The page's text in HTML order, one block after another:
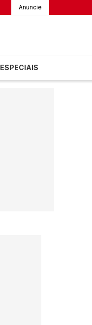
Anuncie
ESPECIAIS